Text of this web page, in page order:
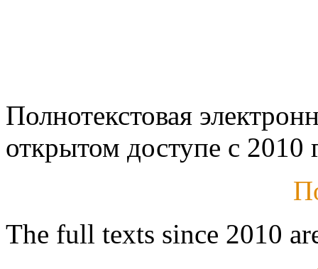
Полнотекстовая
открытом доступе с 2010
The full texts since 2010